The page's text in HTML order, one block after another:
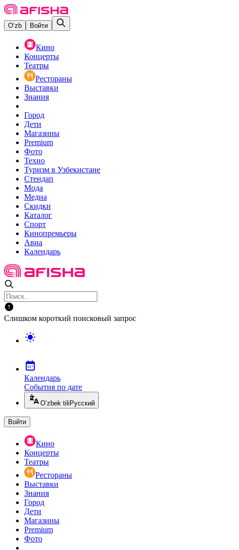
O‘zb Войти
Кино
Концерты
Театры
Рестораны
Выставки
Знания
Город
Дети
Магазины
Premium
Фото
Техно
Туризм в Узбекистане
Стендап
Мода
Медиа
Скидки
Каталог
Спорт
Кинопремьеры
Авиа
Календарь
Слишком короткий поисковый запрос
Календарь
События по дате
O’zbek tili Русский
Войти
Кино
Концерты
Театры
Рестораны
Выставки
Знания
Город
Дети
Магазины
Premium
Фото